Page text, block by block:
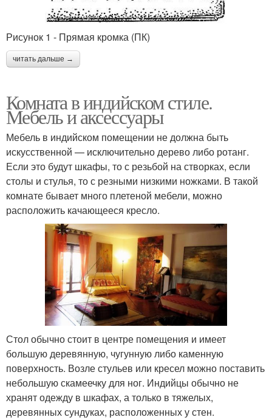
Рисунок 1 - Прямая кромка (ПК)
читать дальше →
Комната в индийском стиле.
Мебель и аксессуары
Мебель в индийском помещении не должна быть
искусственной — исключительно дерево либо ротанг.
Если это будут шкафы, то с резьбой на створках, если
столы и стулья, то с резными низкими ножками. В такой
комнате бывает много плетеной мебели, можно
расположить качающееся кресло.
Стол обычно стоит в центре помещения и имеет
большую деревянную, чугунную либо каменную
поверхность. Возле стульев или кресел можно поставить
небольшую скамеечку для ног. Индийцы обычно не
хранят одежду в шкафах, а только в тяжелых,
деревянных сундуках, расположенных у стен.